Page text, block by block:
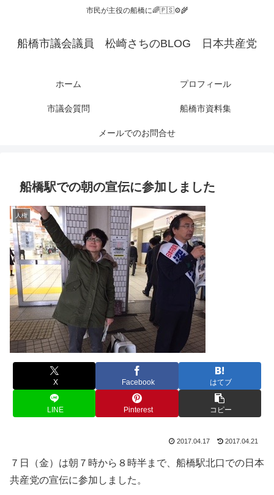
市民が主役の船橋に🌈🇵🇸⚙️🌾
船橋市議会議員 松崎さちのBLOG 日本共産党
ホーム プロフィール
市議会質問 船橋市資料集
メールでのお問合せ
船橋駅での朝の宣伝に参加しました
人権
X Facebook はてブ
LINE Pinterest コピー
2017.04.17 2017.04.21
７日（金）は朝７時から８時半まで、船橋駅北口での日本
共産党の宣伝に参加しました。